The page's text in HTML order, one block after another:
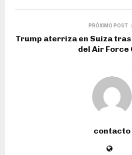
PRÓXIMO POST
Trump aterriza en Suiza
del Air Force
contacto